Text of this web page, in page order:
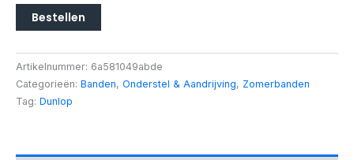
Bestellen
Artikelnummer: 6a581049abde
Categorieën: Banden, Onderstel & Aandrijving, Zomerbanden
Tag: Dunlop